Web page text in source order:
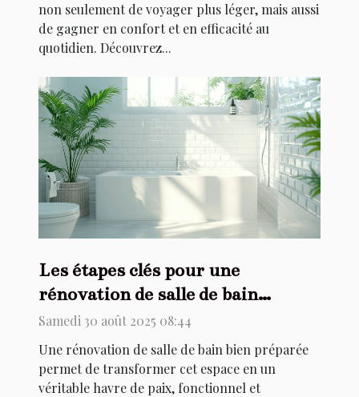
non seulement de voyager plus léger, mais aussi
de gagner en confort et en efficacité au
quotidien. Découvrez...
Les étapes clés pour une
rénovation de salle de bain
réussie
Samedi 30 août 2025 08:44
Une rénovation de salle de bain bien préparée
permet de transformer cet espace en un
véritable havre de paix, fonctionnel et